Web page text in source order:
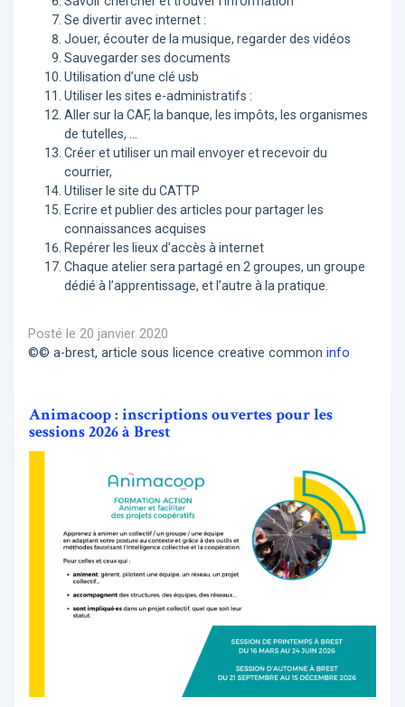
Se divertir avec internet :
Jouer, écouter de la musique, regarder des vidéos
Sauvegarder ses documents
Utilisation d’une clé usb
Utiliser les sites e-administratifs :
Aller sur la CAF, la banque, les impôts, les organismes
de tutelles, …
Créer et utiliser un mail envoyer et recevoir du
courrier,
Utiliser le site du CATTP
Ecrire et publier des articles pour partager les
connaissances acquises
Repérer les lieux d’accès à internet
Chaque atelier sera partagé en 2 groupes, un groupe
dédié à l’apprentissage, et l’autre à la pratique.
Posté le 20 janvier 2020
©© a-brest, article sous licence creative common info
Animacoop : inscriptions ouvertes pour les
sessions 2026 à Brest